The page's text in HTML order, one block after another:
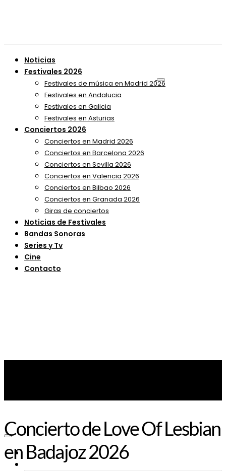
Noticias
Festivales 2026
Festivales de música en Madrid 2026
Festivales en Andalucia
Festivales en Galicia
Festivales en Asturias
Conciertos 2026
Conciertos en Madrid 2026
Conciertos en Barcelona 2026
Conciertos en Sevilla 2026
Conciertos en Valencia 2026
Conciertos en Bilbao 2026
Conciertos en Granada 2026
Giras de conciertos
Noticias de Festivales
Bandas Sonoras
Series y Tv
Cine
Contacto
Noticias
Festivales 2026
Concierto de Love Of Lesbian
en Badajoz 2026